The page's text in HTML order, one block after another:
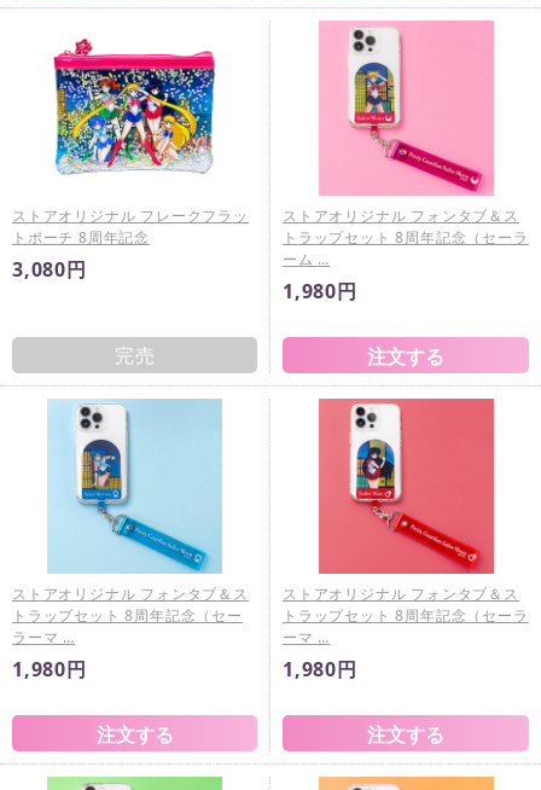
ストアオリジナル フレークフラッ
トポーチ 8周年記念
3,080円
完売
ストアオリジナル フォンタブ＆ス
トラップセット 8周年記念（セーラ
ーム …
1,980円
ストアオリジナル フォンタブ＆ス
トラップセット 8周年記念（セー
ラーマ …
1,980円
ストアオリジナル フォンタブ＆ス
トラップセット 8周年記念（セーラ
ーマ …
1,980円